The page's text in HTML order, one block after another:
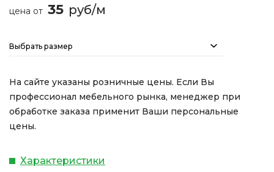
цена от 35 руб/м
Выбрать размер
На сайте указаны розничные цены. Если Вы
профессионал мебельного рынка, менеджер при
обработке заказа применит Ваши персональные
цены.
Характеристики